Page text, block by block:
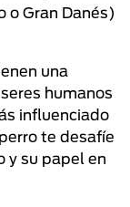
o Gran Danés)
una
humanos
influenciado
te desafíe
y su papel en